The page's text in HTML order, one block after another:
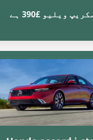
ویلیو £390 ہے